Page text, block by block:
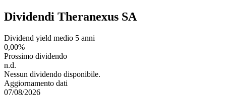
Dividendi Theranexus SA
Dividend yield medio 5 anni
0,00%
Prossimo dividendo
n.d.
Nessun dividendo disponibile.
Aggiornamento dati
07/08/2026